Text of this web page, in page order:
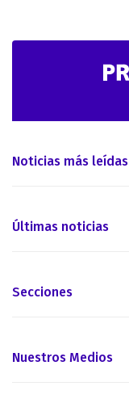
Noticias más leídas
Últimas noticias
Secciones
Nuestros Medios